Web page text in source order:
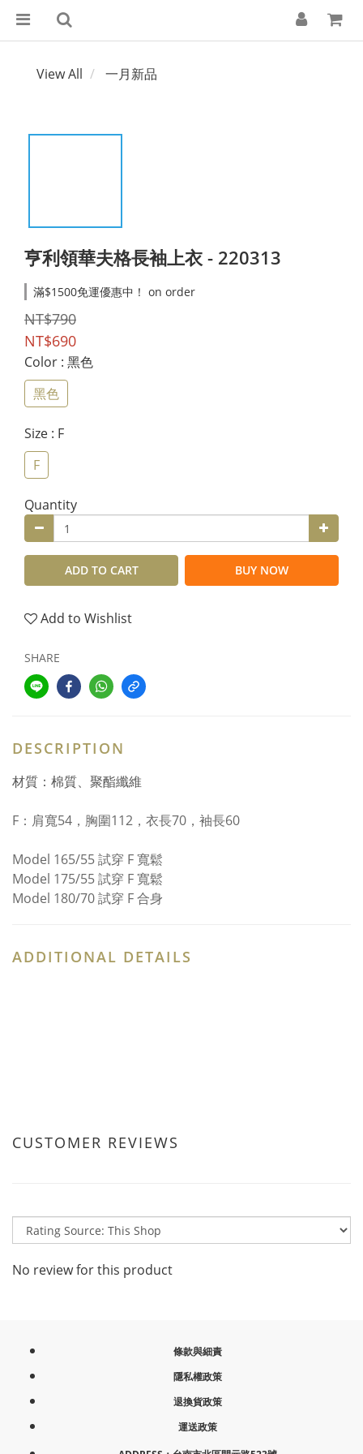
View All 一月新品
亨利領華夫格長袖上衣 - 220313
滿$1500免運優惠中！ on order
NT$790
NT$690
Color : 黑色
黑色
Size : F
F
Quantity
ADD TO CART BUY NOW
Add to Wishlist
SHARE
DESCRIPTION
材質：棉質、聚酯纖維
F： 肩寬54，胸圍112，衣長70，袖長60
Model 165/55 試穿 F 寬鬆
Model 175/55 試穿 F 寬鬆
Model 180/70 試穿 F 合身
ADDITIONAL DETAILS
CUSTOMER REVIEWS
No review for this product
條款與細責
隱私權政策
退換貨政策
運送政策